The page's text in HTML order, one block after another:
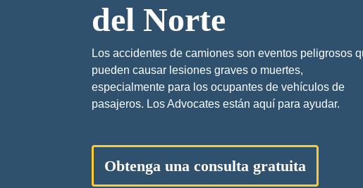
del Norte
Los accidentes de camiones son eventos peligrosos
pueden causar lesiones graves o muertes,
especialmente para los ocupantes de vehículos de
pasajeros. Los Advocates están aquí para ayudar.
Obtenga una consulta gratuita